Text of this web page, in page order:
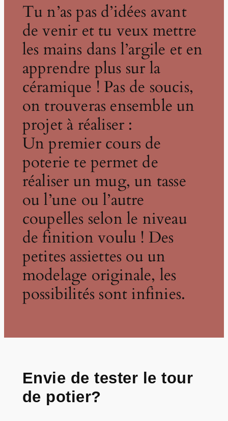
Tu n’as pas d’idées avant
de venir et tu veux mettre
les mains dans l’argile et en
apprendre plus sur la
céramique ! Pas de soucis,
on trouveras ensemble un
projet à réaliser :
Un premier cours de
poterie te permet de
réaliser un mug, un tasse
ou l’une ou l’autre
coupelles selon le niveau
de finition voulu ! Des
petites assiettes ou un
modelage originale, les
possibilités sont infinies.
Envie de tester le tour
de potier?